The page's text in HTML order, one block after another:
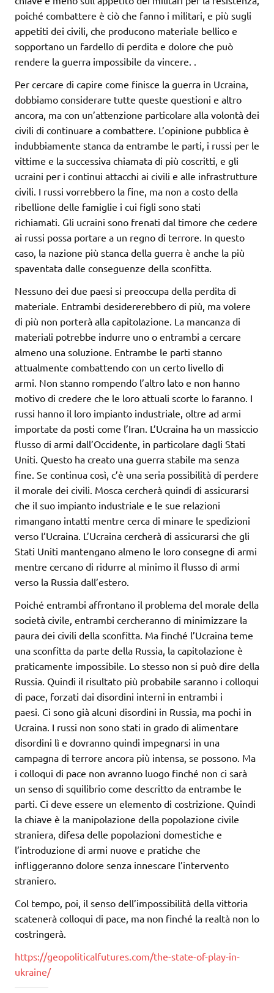
poiché combattere è ciò che fanno i militari, e più sugli
appetiti dei civili, che producono materiale bellico e
sopportano un fardello di perdita e dolore che può
rendere la guerra impossibile da vincere. .
Per cercare di capire come finisce la guerra in Ucraina,
dobbiamo considerare tutte queste questioni e altro
ancora, ma con un’attenzione particolare alla volontà dei
civili di continuare a combattere. L’opinione pubblica è
indubbiamente stanca da entrambe le parti, i russi per le
vittime e la successiva chiamata di più coscritti, e gli
ucraini per i continui attacchi ai civili e alle infrastrutture
civili. I russi vorrebbero la fine, ma non a costo della
ribellione delle famiglie i cui figli sono stati
richiamati. Gli ucraini sono frenati dal timore che cedere
ai russi possa portare a un regno di terrore. In questo
caso, la nazione più stanca della guerra è anche la più
spaventata dalle conseguenze della sconfitta.
Nessuno dei due paesi si preoccupa della perdita di
materiale. Entrambi desidererebbero di più, ma volere
di più non porterà alla capitolazione. La mancanza di
materiali potrebbe indurre uno o entrambi a cercare
almeno una soluzione. Entrambe le parti stanno
attualmente combattendo con un certo livello di
armi. Non stanno rompendo l’altro lato e non hanno
motivo di credere che le loro attuali scorte lo faranno. I
russi hanno il loro impianto industriale, oltre ad armi
importate da posti come l’Iran. L’Ucraina ha un massiccio
flusso di armi dall’Occidente, in particolare dagli Stati
Uniti. Questo ha creato una guerra stabile ma senza
fine. Se continua così, c’è una seria possibilità di perdere
il morale dei civili. Mosca cercherà quindi di assicurarsi
che il suo impianto industriale e le sue relazioni
rimangano intatti mentre cerca di minare le spedizioni
verso l’Ucraina. L’Ucraina cercherà di assicurarsi che gli
Stati Uniti mantengano almeno le loro consegne di armi
mentre cercano di ridurre al minimo il flusso di armi
verso la Russia dall’estero.
Poiché entrambi affrontano il problema del morale della
società civile, entrambi cercheranno di minimizzare la
paura dei civili della sconfitta. Ma finché l’Ucraina teme
una sconfitta da parte della Russia, la capitolazione è
praticamente impossibile. Lo stesso non si può dire della
Russia. Quindi il risultato più probabile saranno i colloqui
di pace, forzati dai disordini interni in entrambi i
paesi. Ci sono già alcuni disordini in Russia, ma pochi in
Ucraina. I russi non sono stati in grado di alimentare
disordini lì e dovranno quindi impegnarsi in una
campagna di terrore ancora più intensa, se possono. Ma
i colloqui di pace non avranno luogo finché non ci sarà
un senso di squilibrio come descritto da entrambe le
parti. Ci deve essere un elemento di costrizione. Quindi
la chiave è la manipolazione della popolazione civile
straniera, difesa delle popolazioni domestiche e
l’introduzione di armi nuove e pratiche che
infliggeranno dolore senza innescare l’intervento
straniero.
Col tempo, poi, il senso dell’impossibilità della vittoria
scatenerà colloqui di pace, ma non finché la realtà non lo
costringerà.
https://geopoliticalfutures.com/the-state-of-play-in-
ukraine/